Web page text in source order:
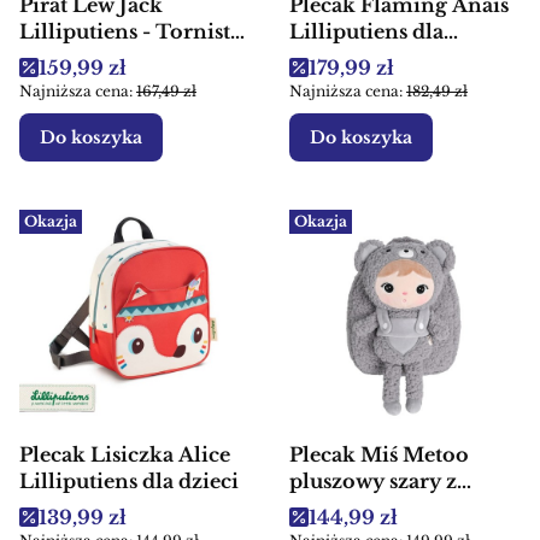
Lilliputiens - Tornister
plecak dla dzieci
Cena promocyjna
159,99 zł
Najniższa cena: 167,49 zł
Do koszyka
Lilliputiens dla
dziewczynki
Cena promocyjna
179,99 zł
Najniższa cena: 182,49 zł
Do koszyka
Okazja
Plecak Lisiczka Alice
Lilliputiens dla dzieci
Cena promocyjna
139,99 zł
Okazja
Plecak Miś Metoo
pluszowy szary z
wyjmowaną
przytulanką
Cena promocyjna
144,99 zł